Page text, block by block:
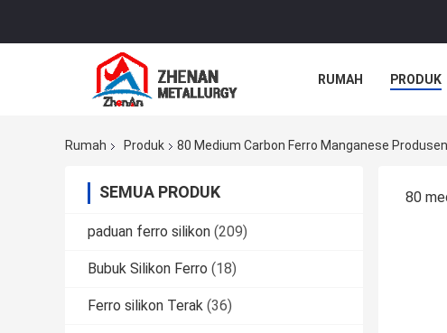
RUMAH PRODUK
Rumah Produk 80 Medium Carbon Ferro Manganese
SEMUA PRODUK
paduan ferro silikon (209)
Bubuk Silikon Ferro (18)
Ferro silikon Terak (36)
80